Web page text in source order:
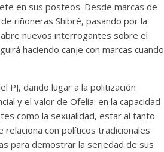
en sus posteos. Desde marcas de
riñoneras Shibré, pasando por la
nuevos interrogantes sobre el
haciendo canje con marcas cuando
PJ, dando lugar a la politización
y el valor de Ofelia: en la capacidad
como la sexualidad, estar al tanto
con políticos tradicionales
para demostrar la seriedad de sus